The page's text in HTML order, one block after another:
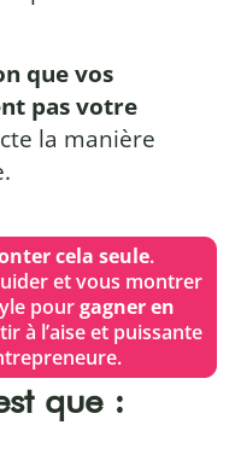
que vos
pas votre
la manière
cela seule.
et vous montrer
pourgagner en
à l’aise et puissante
que :